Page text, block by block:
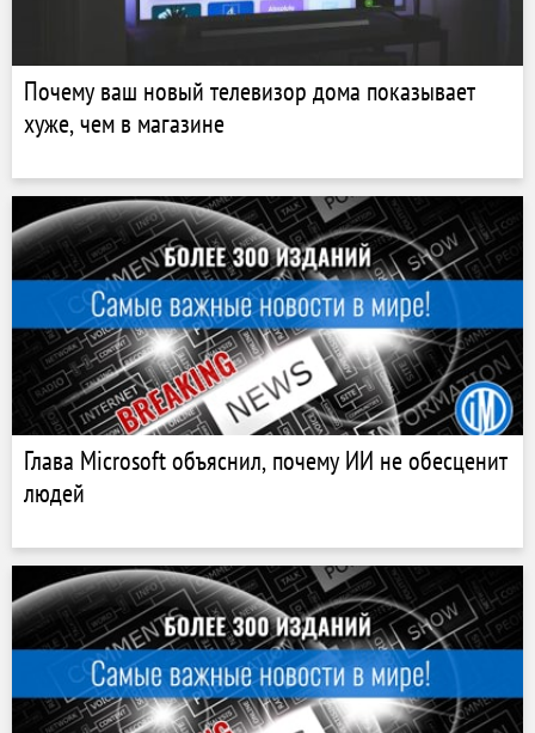
Почему ваш новый телевизор дома показывает
хуже, чем в магазине
Глава Microsoft объяснил, почему ИИ не обесценит
людей